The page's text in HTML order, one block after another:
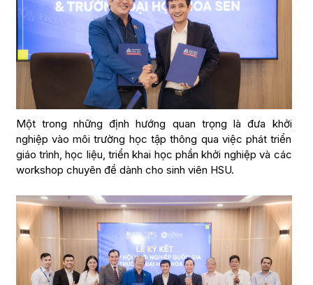
Một trong những định hướng quan trọng là đưa khởi
nghiệp vào môi trường học tập thông qua việc phát triển
giáo trình, học liệu, triển khai học phần khởi nghiệp và các
workshop chuyên đề dành cho sinh viên HSU.